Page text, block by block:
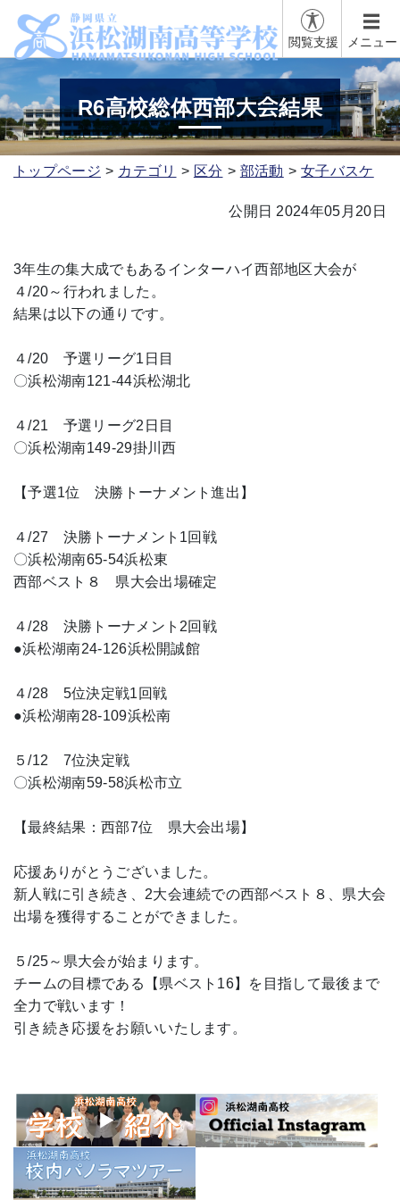
閲覧支援 メニュー
R6高校総体西部大会結果
トップページ カテゴリ 区分 部活動 女子バスケ
公開日 2024年05月20日
3年生の集大成でもあるインターハイ西部地区大会が
４/20～行われました。
結果は以下の通りです。
４/20 予選リーグ1日目
〇浜松湖南121-44浜松湖北
４/21 予選リーグ2日目
〇浜松湖南149-29掛川西
【予選1位 決勝トーナメント進出】
４/27 決勝トーナメント1回戦
〇浜松湖南65-54浜松東
西部ベスト８ 県大会出場確定
４/28 決勝トーナメント2回戦
●浜松湖南24-126浜松開誠館
４/28 5位決定戦1回戦
●浜松湖南28-109浜松南
５/12 7位決定戦
〇浜松湖南59-58浜松市立
【最終結果：西部7位 県大会出場】
応援ありがとうございました。
新人戦に引き続き、2大会連続での西部ベスト８、県大会
出場を獲得することができました。
５/25～県大会が始まります。
チームの目標である【県ベスト16】を目指して最後まで
全力で戦います！
引き続き応援をお願いいたします。